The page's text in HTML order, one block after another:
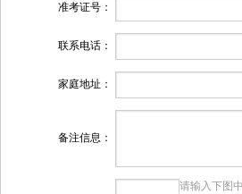
准考证号：
联系电话：
家庭地址：
备注信息：
请输入下图